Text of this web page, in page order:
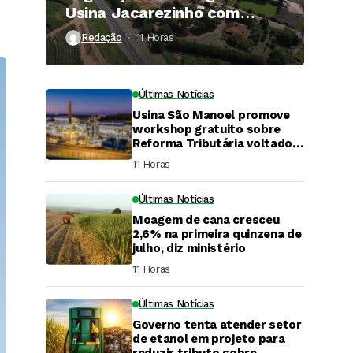
Usina Jacarezinho com
investimento de R$ 120
milhões
Redação 11 Horas ⁮
Últimas Notícias
Usina São Manoel promove
workshop gratuito sobre
Reforma Tributária voltado
ao agronegócio.
11 Horas ⁮
Últimas Notícias
Moagem de cana cresceu
2,6% na primeira quinzena de
julho, diz ministério
11 Horas ⁮
Últimas Notícias
Governo tenta atender setor
de etanol em projeto para
DaCana Cast